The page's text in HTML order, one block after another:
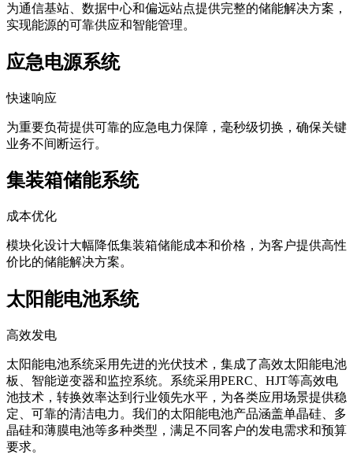
为通信基站、数据中心和偏远站点提供完整的储能解决方案，
实现能源的可靠供应和智能管理。
应急电源系统
快速响应
为重要负荷提供可靠的应急电力保障，毫秒级切换，确保关键
业务不间断运行。
集装箱储能系统
成本优化
模块化设计大幅降低集装箱储能成本和价格，为客户提供高性
价比的储能解决方案。
太阳能电池系统
高效发电
太阳能电池系统采用先进的光伏技术，集成了高效太阳能电池
板、智能逆变器和监控系统。系统采用PERC、HJT等高效电
池技术，转换效率达到行业领先水平，为各类应用场景提供稳
定、可靠的清洁电力。我们的太阳能电池产品涵盖单晶硅、多
晶硅和薄膜电池等多种类型，满足不同客户的发电需求和预算
要求。